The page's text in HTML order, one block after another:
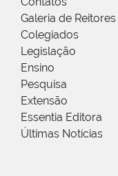
Galeria de Reitores
Colegiados
Legislação
Ensino
Pesquisa
Extensão
Essentia Editora
Últimas Notícias